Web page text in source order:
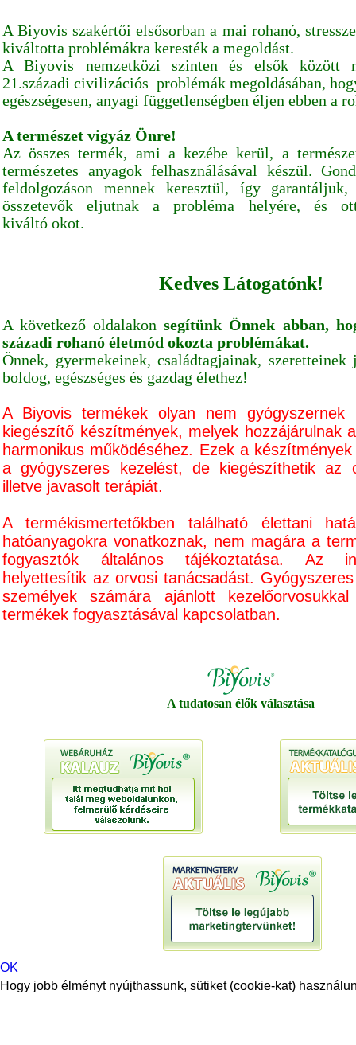
A Biyovis szakértői elsősorban a mai rohanó,
kiváltotta problémákra keresték a megoldást.
A Biyovis nemzetközi szinten és elsők között
21.századi civilizációs problémák megoldásában,
egészségesen, anyagi függetlenségben éljen ebben a
A természet vigyáz Önre!
Az összes termék, ami a kezébe kerül, a
természetes anyagok felhasználásával készül.
feldolgozáson mennek keresztül, így
összetevők eljutnak a probléma helyére, és
kiváltó okot.
Kedves Látogatónk!
A következő oldalakonsegítünk Önnek abban,
századi rohanó életmód okozta problémákat.
Önnek, gyermekeinek, családtagjainak,
boldog, egészséges és gazdag élethez!
A Biyovis termékek olyan nem gyógyszernek
kiegészítő készítmények, melyek hozzájárulnak
harmonikus működéséhez. Ezek a
a gyógyszeres kezelést, de kiegészíthetik az
illetve javasolt terápiát.
A termékismertetőkben található élettani
hatóanyagokra vonatkoznak, nem magára a
fogyasztók általános tájékoztatása. Az
helyettesítik az orvosi tanácsadást.
személyek számára ajánlott
termékek fogyasztásával kapcsolatban.
A tudatosan élők választása
OK
Hogy jobb élményt nyújthassunk, sütiket (cookie-kat)